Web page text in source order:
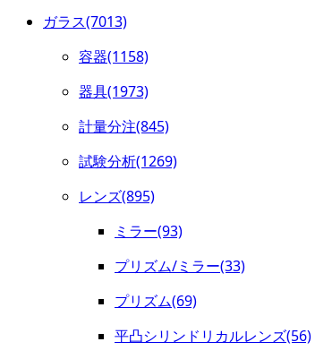
ガラス(7013)
容器(1158)
器具(1973)
計量分注(845)
試験分析(1269)
レンズ(895)
ミラー(93)
プリズム/ミラー(33)
プリズム(69)
平凸シリンドリカルレンズ(56)